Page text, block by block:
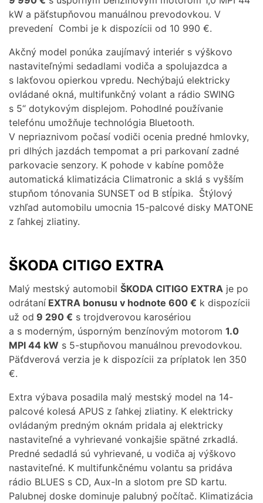
kW a päťstupňovou manuálnou prevodovkou. V
prevedení Combi je k dispozícii od 10 990 €.
Akčný model ponúka zaujímavý interiér s výškovo
nastaviteľnými sedadlami vodiča a spolujazdca a
s lakťovou opierkou vpredu. Nechýbajú elektricky
ovládané okná, multifunkčný volant a rádio SWING
s 5“ dotykovým displejom. Pohodlné používanie
telefónu umožňuje technológia Bluetooth.
V nepriaznivom počasí vodiči ocenia predné hmlovky,
pri dlhých jazdách tempomat a pri parkovaní zadné
parkovacie senzory. K pohode v kabíne pomôže
automatická klimatizácia Climatronic a sklá s vyšším
stupňom tónovania SUNSET od B stĺpika. Štýlový
vzhľad automobilu umocnia 15-palcové disky MATONE
z ľahkej zliatiny.
ŠKODA CITIGO EXTRA
Malý mestský automobil ŠKODA CITIGO EXTRA je po
odrátaní EXTRA bonusu v hodnote 600 € k dispozícii
už od 9 290 € s trojdverovou karosériou
a s moderným, úsporným benzínovým motorom 1.0
MPI 44 kW s 5-stupňovou manuálnou prevodovkou.
Päťdverová verzia je k dispozícii za príplatok len 350
€.
Extra výbava posadila malý mestský model na 14-
palcové kolesá APUS z ľahkej zliatiny. K elektricky
ovládaným predným oknám pridala aj elektricky
nastaviteľné a vyhrievané vonkajšie spätné zrkadlá.
Predné sedadlá sú vyhrievané, u vodiča aj výškovo
nastaviteľné. K multifunkčnému volantu sa pridáva
rádio BLUES s CD, Aux-In a slotom pre SD kartu.
Palubnej doske dominuje palubný počítač. Klimatizácia